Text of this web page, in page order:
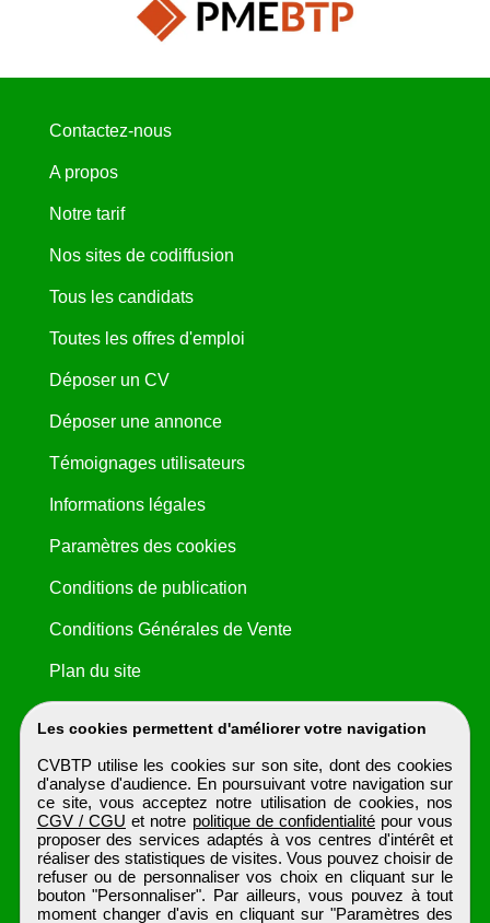
Les cookies permettent d'améliorer votre navigation
CVBTP utilise les cookies sur son site, dont des cookies
d'analyse d'audience. En poursuivant votre navigation sur
ce site, vous acceptez notre utilisation de cookies, nos
CGV / CGU et notre politique de confidentialité pour vous
proposer des services adaptés à vos centres d'intérêt et
réaliser des statistiques de visites. Vous pouvez choisir de
refuser ou de personnaliser vos choix en cliquant sur le
bouton "Personnaliser". Par ailleurs, vous pouvez à tout
moment changer d'avis en cliquant sur "Paramètres des
Contactez-nous
A propos
Notre tarif
Nos sites de codiffusion
Tous les candidats
Toutes les offres d'emploi
Déposer un CV
Déposer une annonce
Témoignages utilisateurs
Informations légales
Paramètres des cookies
Conditions de publication
Conditions Générales de Vente
Plan du site